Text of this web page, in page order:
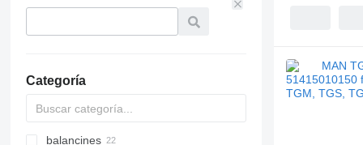
Categoría
balancines